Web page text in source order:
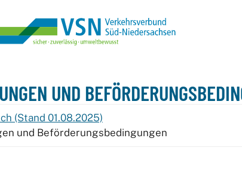
UND
(Stand 01.08.2025)
und Beförderungsbedingungen